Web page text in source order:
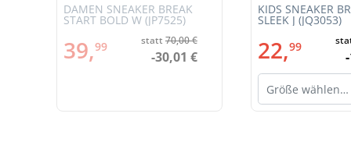
DAMEN SNEAKER BREAK
START BOLD W (JP7525)
39,99 statt 70,00 €
-30,01 €
KIDS SNEAKER
SLEEK J (JQ3053)
22,99
Größe wählen…